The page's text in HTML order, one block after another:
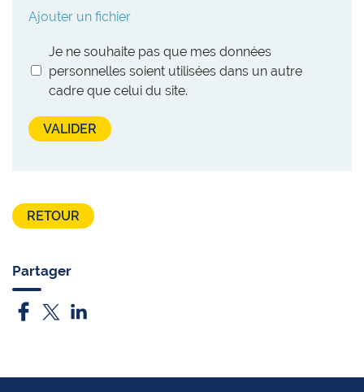
Ajouter un fichier
Je ne souhaite pas que mes données
personnelles soient utilisées dans un autre
cadre que celui du site.
RETOUR
Partager